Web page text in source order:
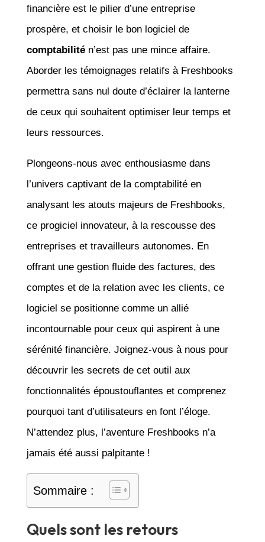
financière est le pilier d’une entreprise
prospère, et choisir le bon logiciel de
comptabilitén’est pas une mince affaire.
Aborder les témoignages relatifs à Freshbooks
permettra sans nul doute d’éclairer la lanterne
de ceux qui souhaitent optimiser leur temps et
leurs ressources.
Plongeons-nous avec enthousiasme dans
l’univers captivant de la comptabilité en
analysant les atouts majeurs de Freshbooks,
ce progiciel innovateur, à la rescousse des
entreprises et travailleurs autonomes. En
offrant une gestion fluide des factures, des
comptes et de la relation avec les clients, ce
logiciel se positionne comme un allié
incontournable pour ceux qui aspirent à une
sérénité financière. Joignez-vous à nous pour
découvrir les secrets de cet outil aux
fonctionnalités époustouflantes et comprenez
pourquoi tant d’utilisateurs en font l’éloge.
N’attendez plus, l’aventure Freshbooks n’a
jamais été aussi palpitante !
Sommaire :
Quels sont les retours